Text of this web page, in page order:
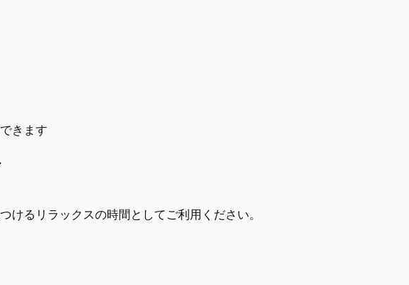
きます
るリラックスの時間としてご利用ください。